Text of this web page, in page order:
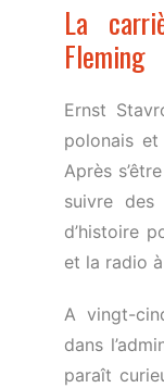
La
Fleming
Ernst
polonais et
Après
suivre des
d’histoire
et la radio
A vingt-
dans
paraît